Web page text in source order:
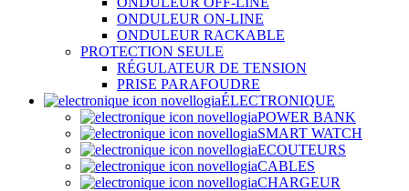
ONDULEUR ON-LINE
ONDULEUR RACKABLE
PROTECTION SEULE
RÉGULATEUR DE TENSION
PRISE PARAFOUDRE
ÉLECTRONIQUE
POWER BANK
SMART WATCH
ECOUTEURS
CABLES
CHARGEUR